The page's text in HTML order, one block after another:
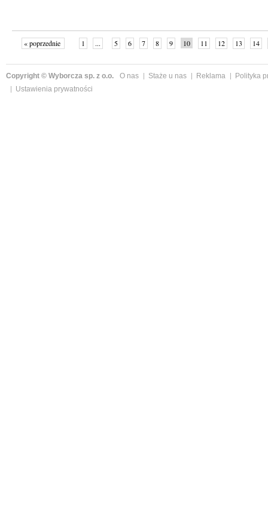
« poprzednie 1 ... 5 6 7 8 9 10 11 12 13 14
Copyright © Wyborcza sp. z o.o. O nas Staże u nas Reklama
Polityka
Ustawienia prywatności